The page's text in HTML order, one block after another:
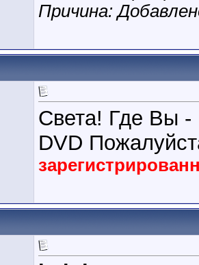
Причина:
Света! Где Вы -
DVD